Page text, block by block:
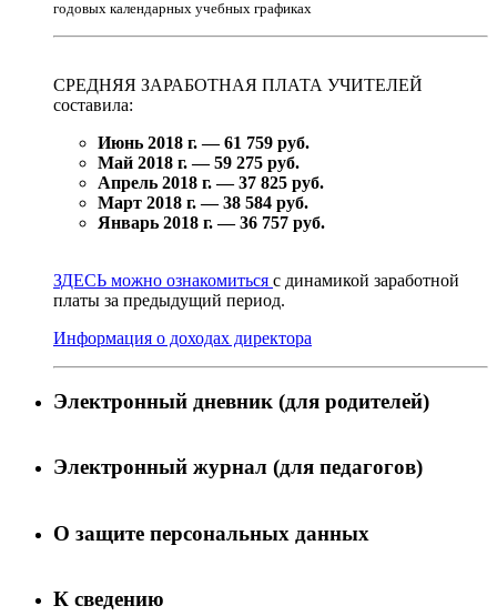
годовых календарных учебных графиках
СРЕДНЯЯ ЗАРАБОТНАЯ ПЛАТА УЧИТЕЛЕЙ
составила:
Июнь 2018 г. — 61 759 руб.
Май 2018 г. — 59 275 руб.
Апрель 2018 г. — 37 825 руб.
Март 2018 г. — 38 584 руб.
Январь 2018 г. — 36 757 руб.
ЗДЕСЬ можно ознакомиться с динамикой заработной
платы за предыдущий период.
Информация о доходах директора
Электронный дневник (для родителей)
Электронный журнал (для педагогов)
О защите персональных данных
К сведению